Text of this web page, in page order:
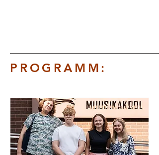
PROGRAMM: